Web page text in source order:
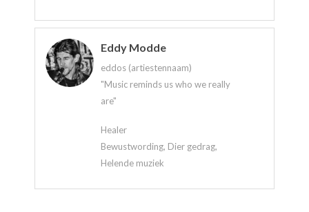
Eddy Modde
eddos (artiestennaam)
"Music reminds us who we really
are"
Healer
Bewustwording, Dier gedrag,
Helende muziek